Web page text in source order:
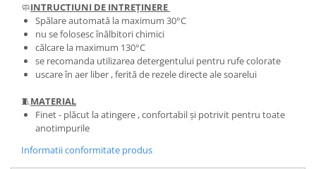
🧼INTRUCTIUNI DE INTREȚINERE
Spălare automată la maximum 30°C
nu se folosesc înălbitori chimici
călcare la maximum 130°C
se recomanda utilizarea detergentului pentru rufe colorate
uscare în aer liber , ferită de rezele directe ale soarelui
🧵MATERIAL
Finet - plăcut la atingere , confortabil și potrivit pentru toate
anotimpurile
Informatii conformitate produs